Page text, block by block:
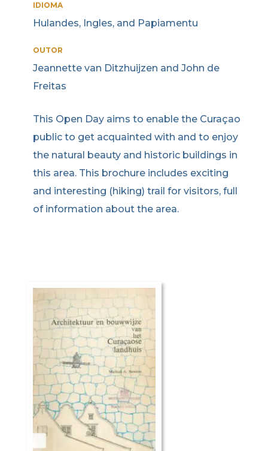
IDIOMA
Hulandes, Ingles, and Papiamentu
OUTOR
Jeannette van Ditzhuijzen and John de
Freitas
This Open Day aims to enable the Curaçao
public to get acquainted with and to enjoy
the natural beauty and historic buildings in
this area. This brochure includes exciting
and interesting (hiking) trail for visitors, full
of information about the area.